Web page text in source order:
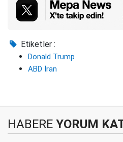
Etiketler :
Donald Trump
ABD İran
HABERE YORUM